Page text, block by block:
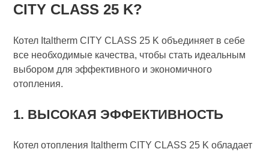
CITY CLASS 25 K?
Котел Italtherm CITY CLASS 25 K объединяет в себе
все необходимые качества, чтобы стать идеальным
выбором для эффективного и экономичного
отопления.
1. ВЫСОКАЯ ЭФФЕКТИВНОСТЬ
Котел отопления Italtherm CITY CLASS 25 K обладает